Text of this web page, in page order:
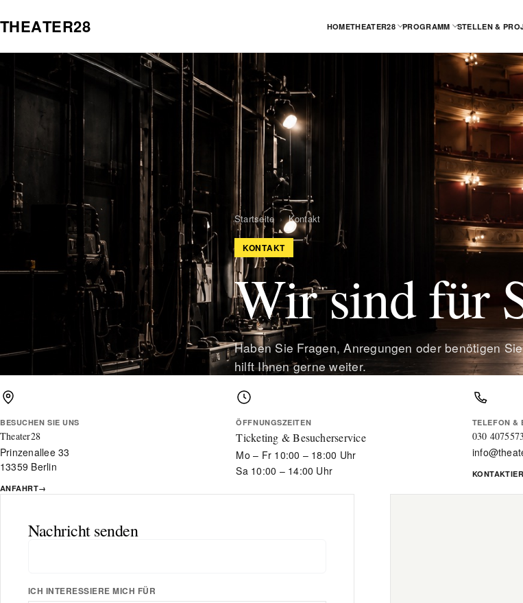
THEATER28 HOMETHEATER28 PROGRAMM STELLEN &
Startseite › Kontakt
KONTAKT
Wir sind für
Haben Sie Fragen, Anregungen oder benötigen
hilft Ihnen gerne weiter.
BESUCHEN SIE UNS
Theater28
Prinzenallee 33
13359 Berlin
ANFAHRT→
ÖFFNUNGSZEITEN
Ticketing & Besucherservice
Mo – Fr 10:00 – 18:00 Uhr
Sa 10:00 – 14:00 Uhr
TELEFON &
030
Nachricht senden
ICH INTERESSIERE MICH FÜR